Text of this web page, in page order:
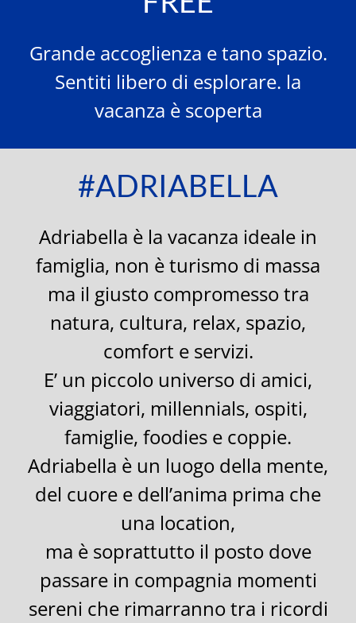
Grande accoglienza e tano spazio.
Sentiti libero di esplorare. la
vacanza è scoperta
#ADRIABELLA
Adriabella è la vacanza ideale in
famiglia, non è turismo di massa
ma il giusto compromesso tra
natura, cultura, relax, spazio,
comfort e servizi.
E’ un piccolo universo di amici,
viaggiatori, millennials, ospiti,
famiglie, foodies e coppie.
Adriabella è un luogo della mente,
del cuore e dell’anima prima che
una location,
ma è soprattutto il posto dove
passare in compagnia momenti
sereni che rimarranno tra i ricordi